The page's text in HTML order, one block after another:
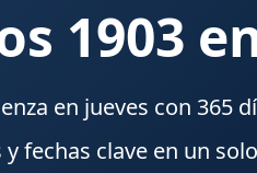
1903
en jueves con 365
y fechas clave en un